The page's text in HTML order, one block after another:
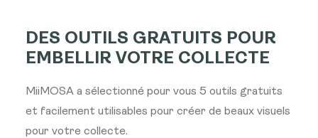
DES OUTILS GRATUITS POUR
EMBELLIR VOTRE COLLECTE
MiiMOSA a sélectionné pour vous 5 outils gratuits
et facilement utilisables pour créer de beaux visuels
pour votre collecte.